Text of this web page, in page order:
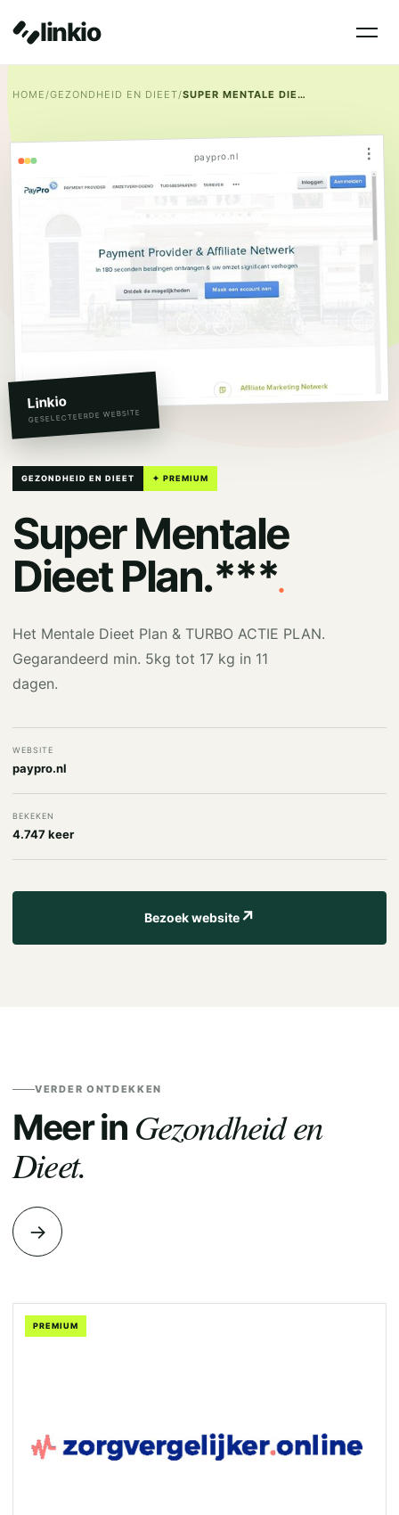
linkio
HOME/GEZONDHEID EN DIEET/ SUPER MENTALE DIEET PLAN.***
paypro.nl ⋮
Linkio
GESELECTEERDE WEBSITE
GEZONDHEID EN DIEET ✦ PREMIUM
Super Mentale
Dieet Plan.***.
Het Mentale Dieet Plan & TURBO ACTIE PLAN.
Gegarandeerd min. 5kg tot 17 kg in 11
dagen.
WEBSITE
paypro.nl
BEKEKEN
4.747 keer
Bezoek website↗
VERDER ONTDEKKEN
Meer in Gezondheid en
Dieet.
→
PREMIUM